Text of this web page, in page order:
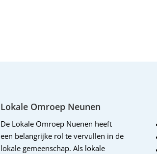
Lokale Omroep Neunen
De Lokale Omroep Nuenen heeft
een belangrijke rol te vervullen in de
lokale gemeenschap. Als lokale